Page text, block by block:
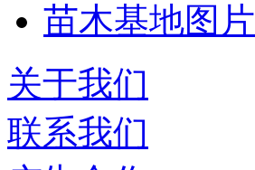
苗木基地图片
关于我们
联系我们